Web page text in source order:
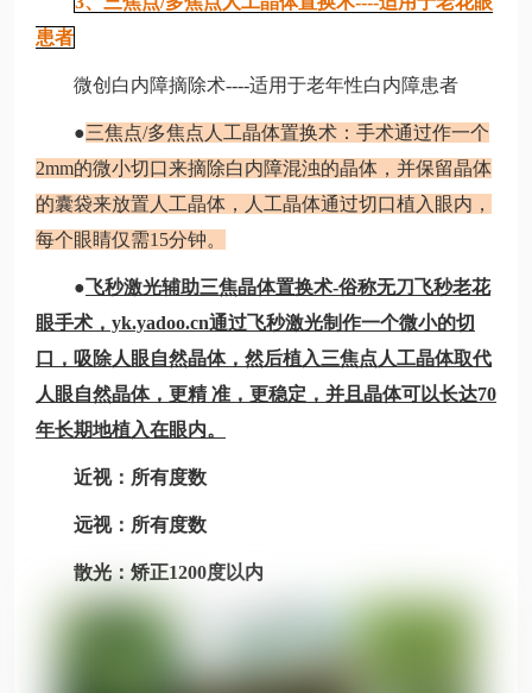
患者
微创白内障摘除术----适用于老年性白内障患者
●三焦点/多焦点人工晶体置换术：手术通过作一个
2mm的微小切口来摘除白内障混浊的晶体，并保留晶体
的囊袋来放置人工晶体，人工晶体通过切口植入眼内，
每个眼睛仅需15分钟。
●飞秒激光辅助三焦晶体置换术-俗称无刀飞秒老花
眼手术，yk.yadoo.cn通过飞秒激光制作一个微小的切
口，吸除人眼自然晶体，然后植入三焦点人工晶体取代
人眼自然晶体，更精 准，更稳定，并且晶体可以长达70
年长期地植入在眼内。
近视：所有度数
远视：所有度数
散光：矫正1200度以内